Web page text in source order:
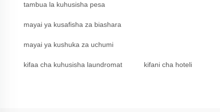
tambua la kuhusisha pesa
mayai ya kusafisha za biashara
mayai ya kushuka za uchumi
kifaa cha kuhusisha laundromat kifani cha hoteli